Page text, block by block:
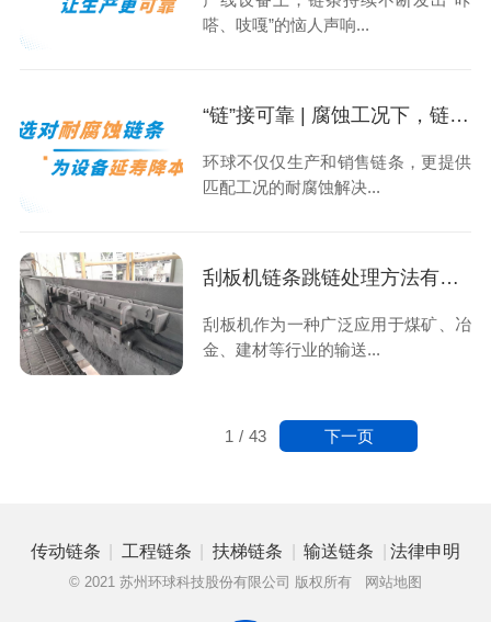
嗒、吱嘎”的恼人声响...
“链”接可靠 | 腐蚀工况下，链条寿命如何保障？
环球不仅仅生产和销售链条，更提供
匹配工况的耐腐蚀解决...
刮板机链条跳链处理方法有哪些？
刮板机作为一种广泛应用于煤矿、冶
金、建材等行业的输送...
1 / 43 下一页
传动链条 工程链条 扶梯链条 输送链条 法律申明
© 2021 苏州环球科技股份有限公司 版权所有 网站地图